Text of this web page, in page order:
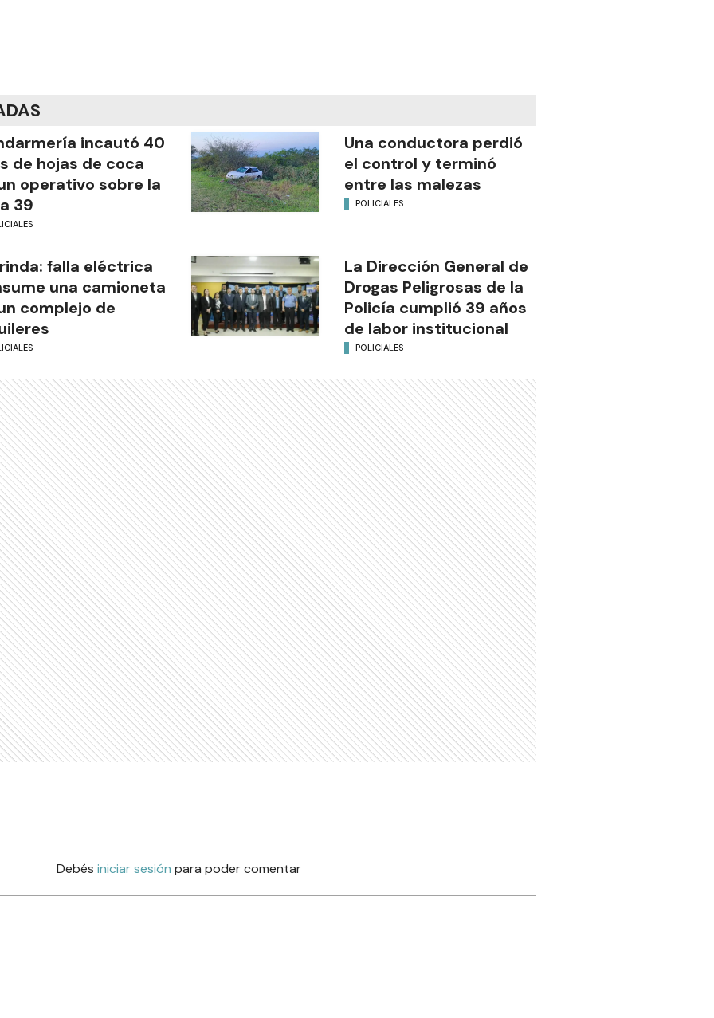
incautó 40
de hojas de coca
operativo sobre la
39
Una conductora perdió
el control y terminó
entre las malezas
POLICIALES
falla eléctrica
una camioneta
complejo de
La Dirección General de
Drogas Peligrosas de la
Policía cumplió 39 años
de labor institucional
POLICIALES
Debés iniciar sesión para poder comentar